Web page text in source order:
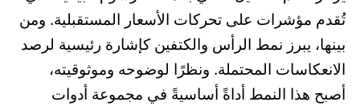
تُقدم مؤشرات على تحركات الأسعار المستقبلية. ومن
بينها، يبرز نمط الرأس والكتفين كإشارة رئيسية لرصد
الانعكاسات المحتملة. ونظرًا لوضوحه وموثوقيته،
أصبح هذا النمط أداةً أساسيةً في مجموعة أدوات